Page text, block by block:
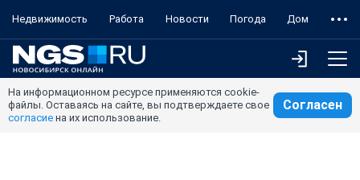
Недвижимость Работа Новости Погода Дом
На информационном ресурсе применяются cookie-
файлы. Оставаясь на сайте, вы подтверждаете свое
согласие на их использование.
Согласен